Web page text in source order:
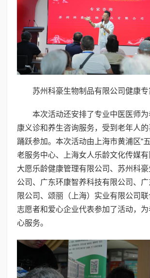
苏州科豪生物制品有限公司健康
本次活动还安排了专业中医医师
康义诊和养生咨询服务，受到老年人
踊跃参加。本次活动由上海市黄浦区“
老服务中心、上海女人乐龄文化传媒
大愿乐龄健康管理有限公司、苏州科
公司、广东环康智养科技有限公司、
限公司、颂丽（上海）实业有限公司
志愿者和爱心企业代表参加了活动，
心服务。